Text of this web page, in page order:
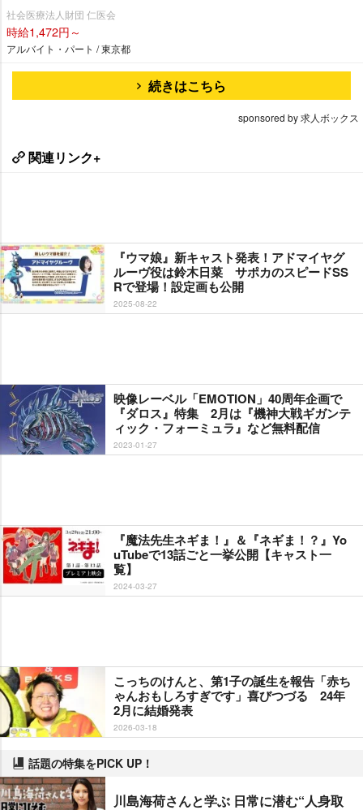
社会医療法人財団 仁医会
時給1,472円～
アルバイト・パート / 東京都
続きはこちら
sponsored by 求人ボックス
関連リンク+
『ウマ娘』新キャスト発表！アドマイヤグ
ルーヴ役は鈴木日菜 サポカのスピードSS
Rで登場！設定画も公開
2025-08-22
映像レーベル「EMOTION」40周年企画で
『ダロス』特集 2月は『機神大戦ギガンテ
ィック・フォーミュラ』など無料配信
2023-01-27
『魔法先生ネギま！』＆『ネギま！？』Yo
uTubeで13話ごと一挙公開【キャスト一
覧】
2024-03-27
こっちのけんと、第1子の誕生を報告「赤ち
ゃんおもしろすぎです」喜びつづる 24年
2月に結婚発表
2026-03-18
話題の特集をPICK UP！
川島海荷さんと学ぶ 日常に潜む“人身取